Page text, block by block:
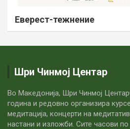
Еверест-тежнение
Шри Чинмој Центар
Во Македонија, Шри Чинмој
година и редовно организира
медитација, концерти на
настани и изложби. Сите часови по